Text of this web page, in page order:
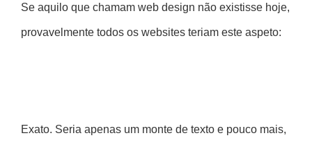
Se aquilo que chamam web design não existisse hoje,
provavelmente todos os websites teriam este aspeto:
Exato. Seria apenas um monte de texto e pouco mais,